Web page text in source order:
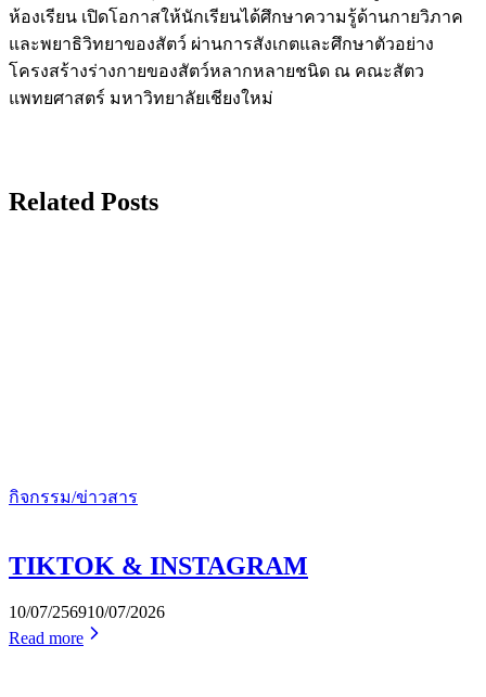
ห้องเรียน เปิดโอกาสให้นักเรียนได้ศึกษาความรู้ด้านกายวิภาค
และพยาธิวิทยาของสัตว์ ผ่านการสังเกตและศึกษาตัวอย่าง
โครงสร้างร่างกายของสัตว์หลากหลายชนิด ณ คณะสัตว
แพทยศาสตร์ มหาวิทยาลัยเชียงใหม่
Related Posts
กิจกรรม/ข่าวสาร
TIKTOK & INSTAGRAM
10/07/256910/07/2026
Read more